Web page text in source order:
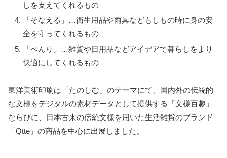
しを支えてくれるもの
「そなえる」…衛生用品や雨具などもしもの時に身の安
全を守ってくれるもの
「べんり」…雑貨や日用品などアイデアで暮らしをより
快適にしてくれるもの
東洋美術印刷は「たのしむ」のテーマにて、国内外の伝統的
な文様をデジタルの素材データとして提供する「文様百趣」
ならびに、日本古来の伝統文様を用いた生活雑貨のブランド
「Qtte」の商品を中心に出展しました。